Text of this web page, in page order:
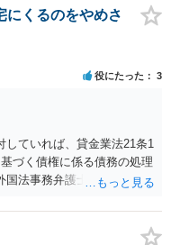
にくるのをやめさ
役にたった 3
ていれば、貸金業法21条1
づく債権に係る債務の処理
国法事務弁護士共同法人若
ため必要な裁判所における
は裁判所から書面によりそ